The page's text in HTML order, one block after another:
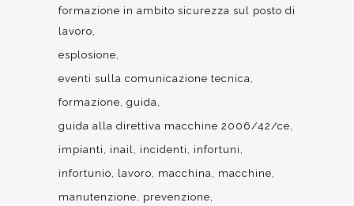
formazione in ambito sicurezza sul posto di
lavoro
esplosione
eventi sulla comunicazione tecnica
formazione guida
guida alla direttiva macchine 2006/42/ce
impianti
inail incidenti
infortuni
infortunio
lavoro macchina
macchine
manutenzione
prevenzione